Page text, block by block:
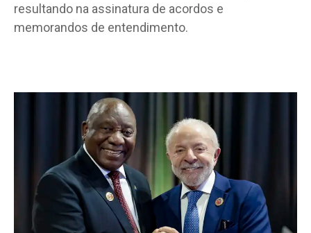
resultando na assinatura de acordos e
memorandos de entendimento.